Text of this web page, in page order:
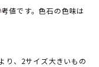
値です。色石の色味は
り、2サイズ大きいもの